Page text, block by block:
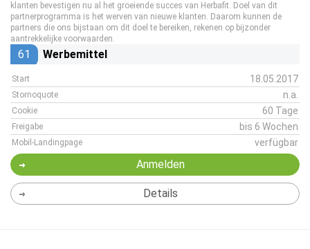
klanten bevestigen nu al het groeiende succes van Herbafit. Doel van dit
partnerprogramma is het werven van nieuwe klanten. Daarom kunnen de
partners die ons bijstaan om dit doel te bereiken, rekenen op bijzonder
aantrekkelijke voorwaarden.
61 Werbemittel
Start 18.05.2017
Stornoquote n.a.
Cookie 60 Tage
Freigabe bis 6 Wochen
Mobil-Landingpage verfügbar
Anmelden
Details